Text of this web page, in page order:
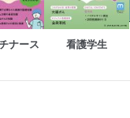
ィレクター 前
ナース 看護学生